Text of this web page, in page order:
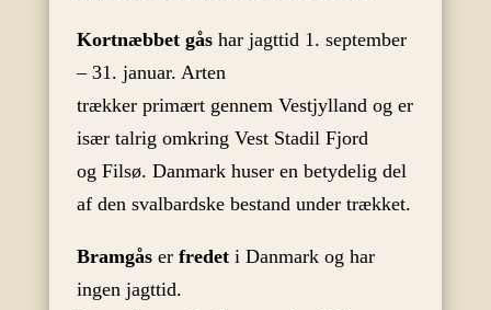
Kortnæbbet gåshar jagttid 1. september
– 31. januar. Arten
trækker primært gennem Vestjylland og er
især talrig omkring Vest Stadil Fjord
og Filsø. Danmark huser en betydelig del
af den svalbardske bestand under trækket.
Bramgåser fredeti Danmark og har
ingen jagttid.